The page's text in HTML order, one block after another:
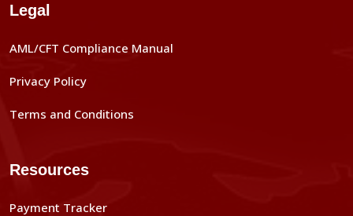
Legal
AML/CFT Compliance Manual
Privacy Policy
Terms and Conditions
Resources
Payment Tracker